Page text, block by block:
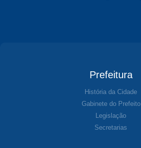
Prefeitura
História da Cidade
Gabinete do Prefeito
Legislação
Secretarias